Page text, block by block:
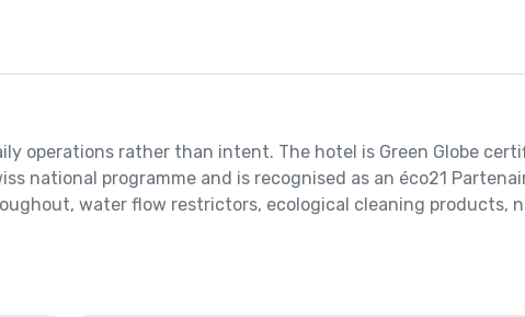
operations rather than intent. The hotel is Green Globe
national programme and is recognised as an éco21
water flow restrictors, ecological cleaning products,